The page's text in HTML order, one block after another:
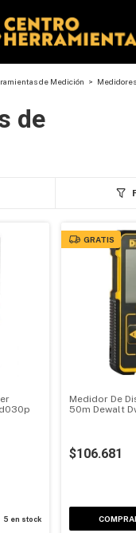
de Medición > Medidores
de
5 en stock
GRATIS
Medidor De
50m Dewalt
$106.681